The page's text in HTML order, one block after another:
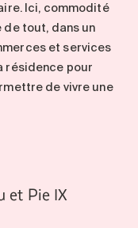
Ici, commodité
de tout, dans un
et services
résidence pour
de vivre une
et Pie IX